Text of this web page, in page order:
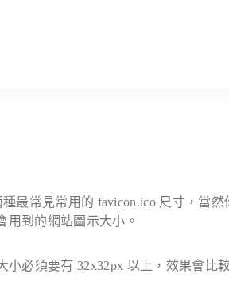
最常見常用的 favicon.ico 尺寸，當然
用到的網站圖示大小。
必須要有 32x32px 以上，效果會比